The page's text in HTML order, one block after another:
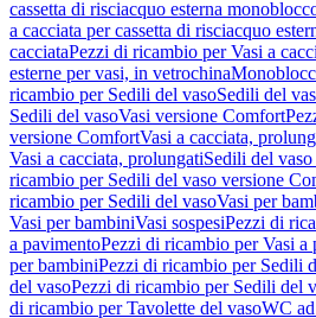
cassetta di risciacquo esterna
a cacciata per cassetta di risciacquo
cacciataPezzi di ricambio per Vasi a
esterne per vasi, in vetrochina
ricambio per Sedili del vasoSedili del
Sedili del vasoVasi versione Comfort
versione ComfortVasi a cacciata,
Vasi a cacciata, prolungatiSedili del
ricambio per Sedili del vaso versione
ricambio per Sedili del vasoVasi per
Vasi per bambiniVasi sospesiPezzi di
a pavimentoPezzi di ricambio per Vasi a
per bambiniPezzi di ricambio per Sedili
del vasoPezzi di ricambio per Sedili del
di ricambio per Tavolette del vasoWC